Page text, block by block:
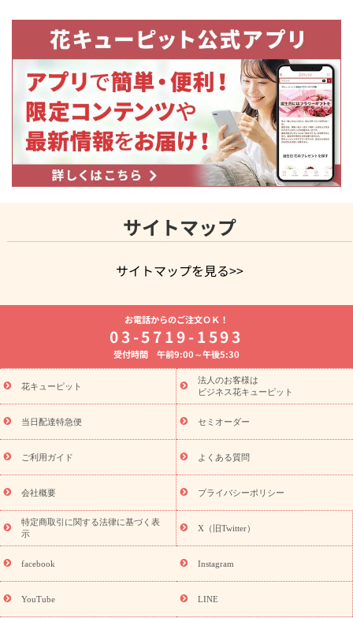
サイトマップ
サイトマップを見る>>
よく贈られる花
お祝いの花特集
誕生日フラワーギフト特集
8月の誕生花(トルコキキョウ)
開店・開業祝い
お供え・お悔やみ お供え・お悔やみの花
通夜・葬儀に贈る花 胡蝶蘭・花鉢
ーブドフラワー
季節のイベント
ひまわり ギフト・プレゼント
特集
お盆 花（新盆・初盆） 季節のイベント
お盆 花（新
盆・初盆）
お盆 花（新盆・初盆）
お盆・お供え 花とセットギ
フト
お盆・お供え プリザーブドフラワー
ひまわり ギフト・プ
レゼント特集
夏の花贈り・お中元・暑中見舞い 花のギフト特集
敬老の日におくる花ギフト・プレゼント特集
花ギフト・プレゼント特集
敬老の日 花のおすすめランキング
敬
老の日 花鉢植えのギフト・プレゼント特集
敬老の日 花とセットギ
フト・プレゼント特集
敬老の日の花 全てのギフト一覧
キャン
ペーン
映画『ウォーターガーディアンズ』コラボキャンペーン
「きょう誕生日なんです」キャンペーン
誕生日の花を探す
誕生日フラワーギフト 誕生日フラワーギフト特集
9月の誕生花(リンドウ)
お電話からのご注文ＯＫ！
03-5719-1593
受付時間 午前9:00～午後5:30
花キューピット
法人のお客様は
ビジネス花キューピット
当日配達特急便 セミオーダー
ご利用ガイド よくある質問
会社概要 プライバシーポリシー
特定商取引に関する法律に基づく表
示
X（旧Twitter）
facebook Instagram
YouTube LINE